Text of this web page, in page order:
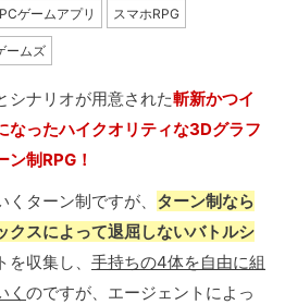
PCゲームアプリ スマホRPG
ームズ
シナリオが用意された斬新かつイ
なったハイクオリティな3Ⅾグラフ
制RPG！
ターン制ですが、 ターン制なら
クスによって退屈しないバトルシ
収集し、 手持ちの4体を自由に組
く のですが、エージェントによっ